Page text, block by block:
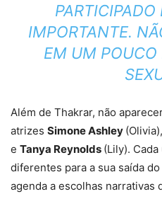
PARTICIPADO
IMPORTANTE.
EM UM POUCO
Além de Thakrar, não
atrizes Simone Ashley (Olivia),
e Tanya Reynolds (Lily).
diferentes para a sua saída
agenda a escolhas narrativas